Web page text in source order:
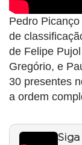
Pedro
de
de Felipe
Gregório, e
30 presentes
a ordem
Siga